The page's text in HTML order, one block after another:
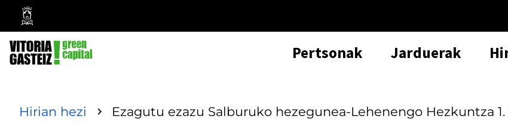
Vitoria-
Gasteizko
Udala
Pertsonak Jarduerak
Hirian hezi Ezagutu ezazu Salburuko hezegunea-Lehenengo Hezkuntza